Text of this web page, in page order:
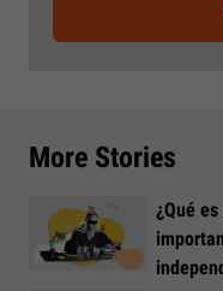
More Stories
¿Qué